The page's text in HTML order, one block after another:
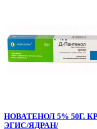
НОВАТЕНОЛ 5% 50Г.
ЭГИС/ЯДРАН/